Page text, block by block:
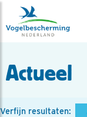
Actueel
Verfijn resultaten: